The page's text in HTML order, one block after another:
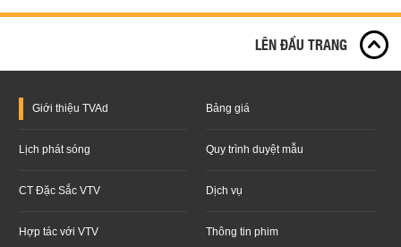
LÊN ĐẦU TRANG
Giới thiệu TVAd Bảng giá
Lịch phát sóng Quy trình duyệt mẫu
CT Đặc Sắc VTV Dịch vụ
Hợp tác với VTV Thông tin phim